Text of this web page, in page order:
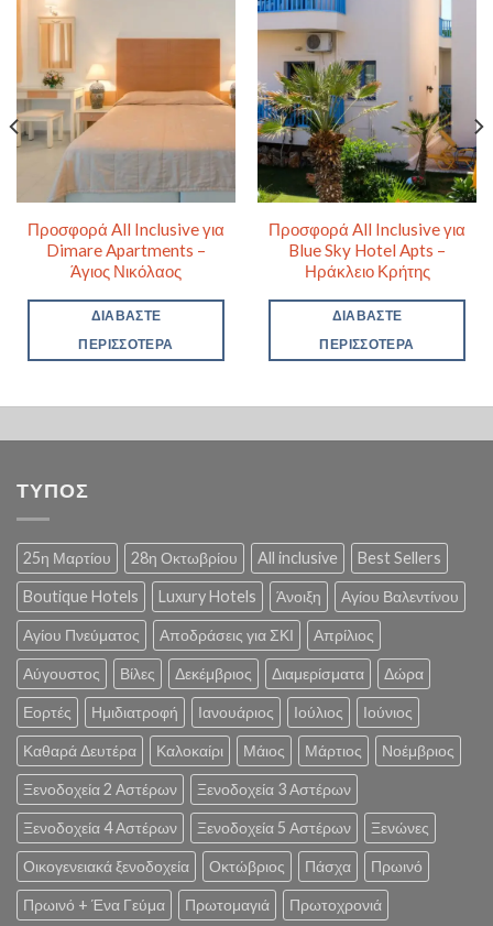
Προσφορά All Inclusive για
Dimare Apartments –
Άγιος Νικόλαος
ΔΙΑΒΆΣΤΕ
ΠΕΡΙΣΣΌΤΕΡΑ
Προσφορά All Inclusive για
Blue Sky Hotel Apts –
Ηράκλειο Κρήτης
ΔΙΑΒΆΣΤΕ
ΠΕΡΙΣΣΌΤΕΡΑ
ΤΥΠΟΣ
25η Μαρτίου 28η Οκτωβρίου All inclusive Best Sellers
Boutique Hotels Luxury Hotels Άνοιξη Αγίου Βαλεντίνου
Αγίου Πνεύματος Αποδράσεις για ΣΚΙ Απρίλιος
Αύγουστος Βίλες Δεκέμβριος Διαμερίσματα Δώρα
Εορτές Ημιδιατροφή Ιανουάριος Ιούλιος Ιούνιος
Καθαρά Δευτέρα Καλοκαίρι Μάιος Μάρτιος Νοέμβριος
Ξενοδοχεία 2 Αστέρων Ξενοδοχεία 3 Αστέρων
Ξενοδοχεία 4 Αστέρων Ξενοδοχεία 5 Αστέρων Ξενώνες
Οικογενειακά ξενοδοχεία Οκτώβριος Πάσχα Πρωινό
Πρωινό + Ένα Γεύμα Πρωτομαγιά Πρωτοχρονιά